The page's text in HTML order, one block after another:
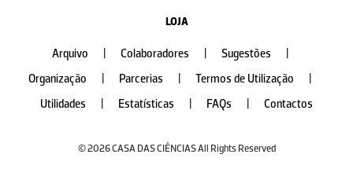
LOJA
Arquivo Colaboradores Sugestões
Organização
Parcerias Termos de Utilização
Utilidades
Estatísticas FAQs Contactos
© 2026 CASA DAS CIÊNCIAS All Rights Reserved